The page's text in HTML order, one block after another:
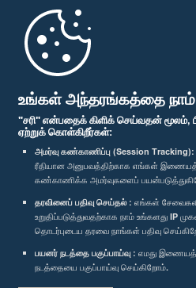
உங்கள் அந்தரங்கத்தை நாம்
"சரி" என்பதைக் கிளிக் செய்வதன்
ஏற்றுக் கொள்கிறீர்கள்:
அமர்வு கண்காணிப்பு (Session Tracking):
ரீதியான அனுபவத்திற்காக எங்கள்
கண்காணிக்க அமர்வுகளைப்
தரவினைப் பதிவு செய்தல் : எங்கள்
உறுதிப்படுத்துவதற்காக நாம் உங்களது IP
தொடர்புடைய தரவை நாங்கள் பதிவு
பயனர் நடத்தை பகுப்பாய்வு : எமது
நடத்தையை பகுப்பாய்வு செய்கிறோம்.
முதற்பக்கம்
பாராளுமன்ற கையடக்க செயலி
எம்மை பின்தொடர்க :
விருதுகள்
தனியுரிமைக் கொள்கை